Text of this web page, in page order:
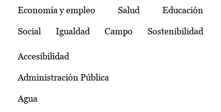
Temas
Economía y empleo Salud Educación
Social Igualdad Campo Sostenibilidad
Accesibilidad
Administración Pública
Agua